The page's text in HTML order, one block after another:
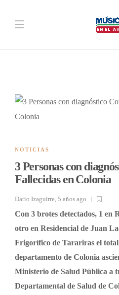
NOTICIAS
3 Personas con
Fallecidas en Colonia
Dario Izaguirre, 5 años ago
Con 3 brotes detectados, 1 en
otro en Residencial de Juan
Frigorífico de Tarariras el total
departamento de Colonia
Ministerio de Salud Pública a
Departamental de Salud de